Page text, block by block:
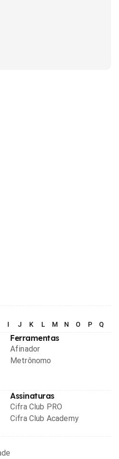
I J K L M N O P Q
Ferramentas
Afinador
Metrônomo
Assinaturas
Cifra Club PRO
Cifra Club Academy